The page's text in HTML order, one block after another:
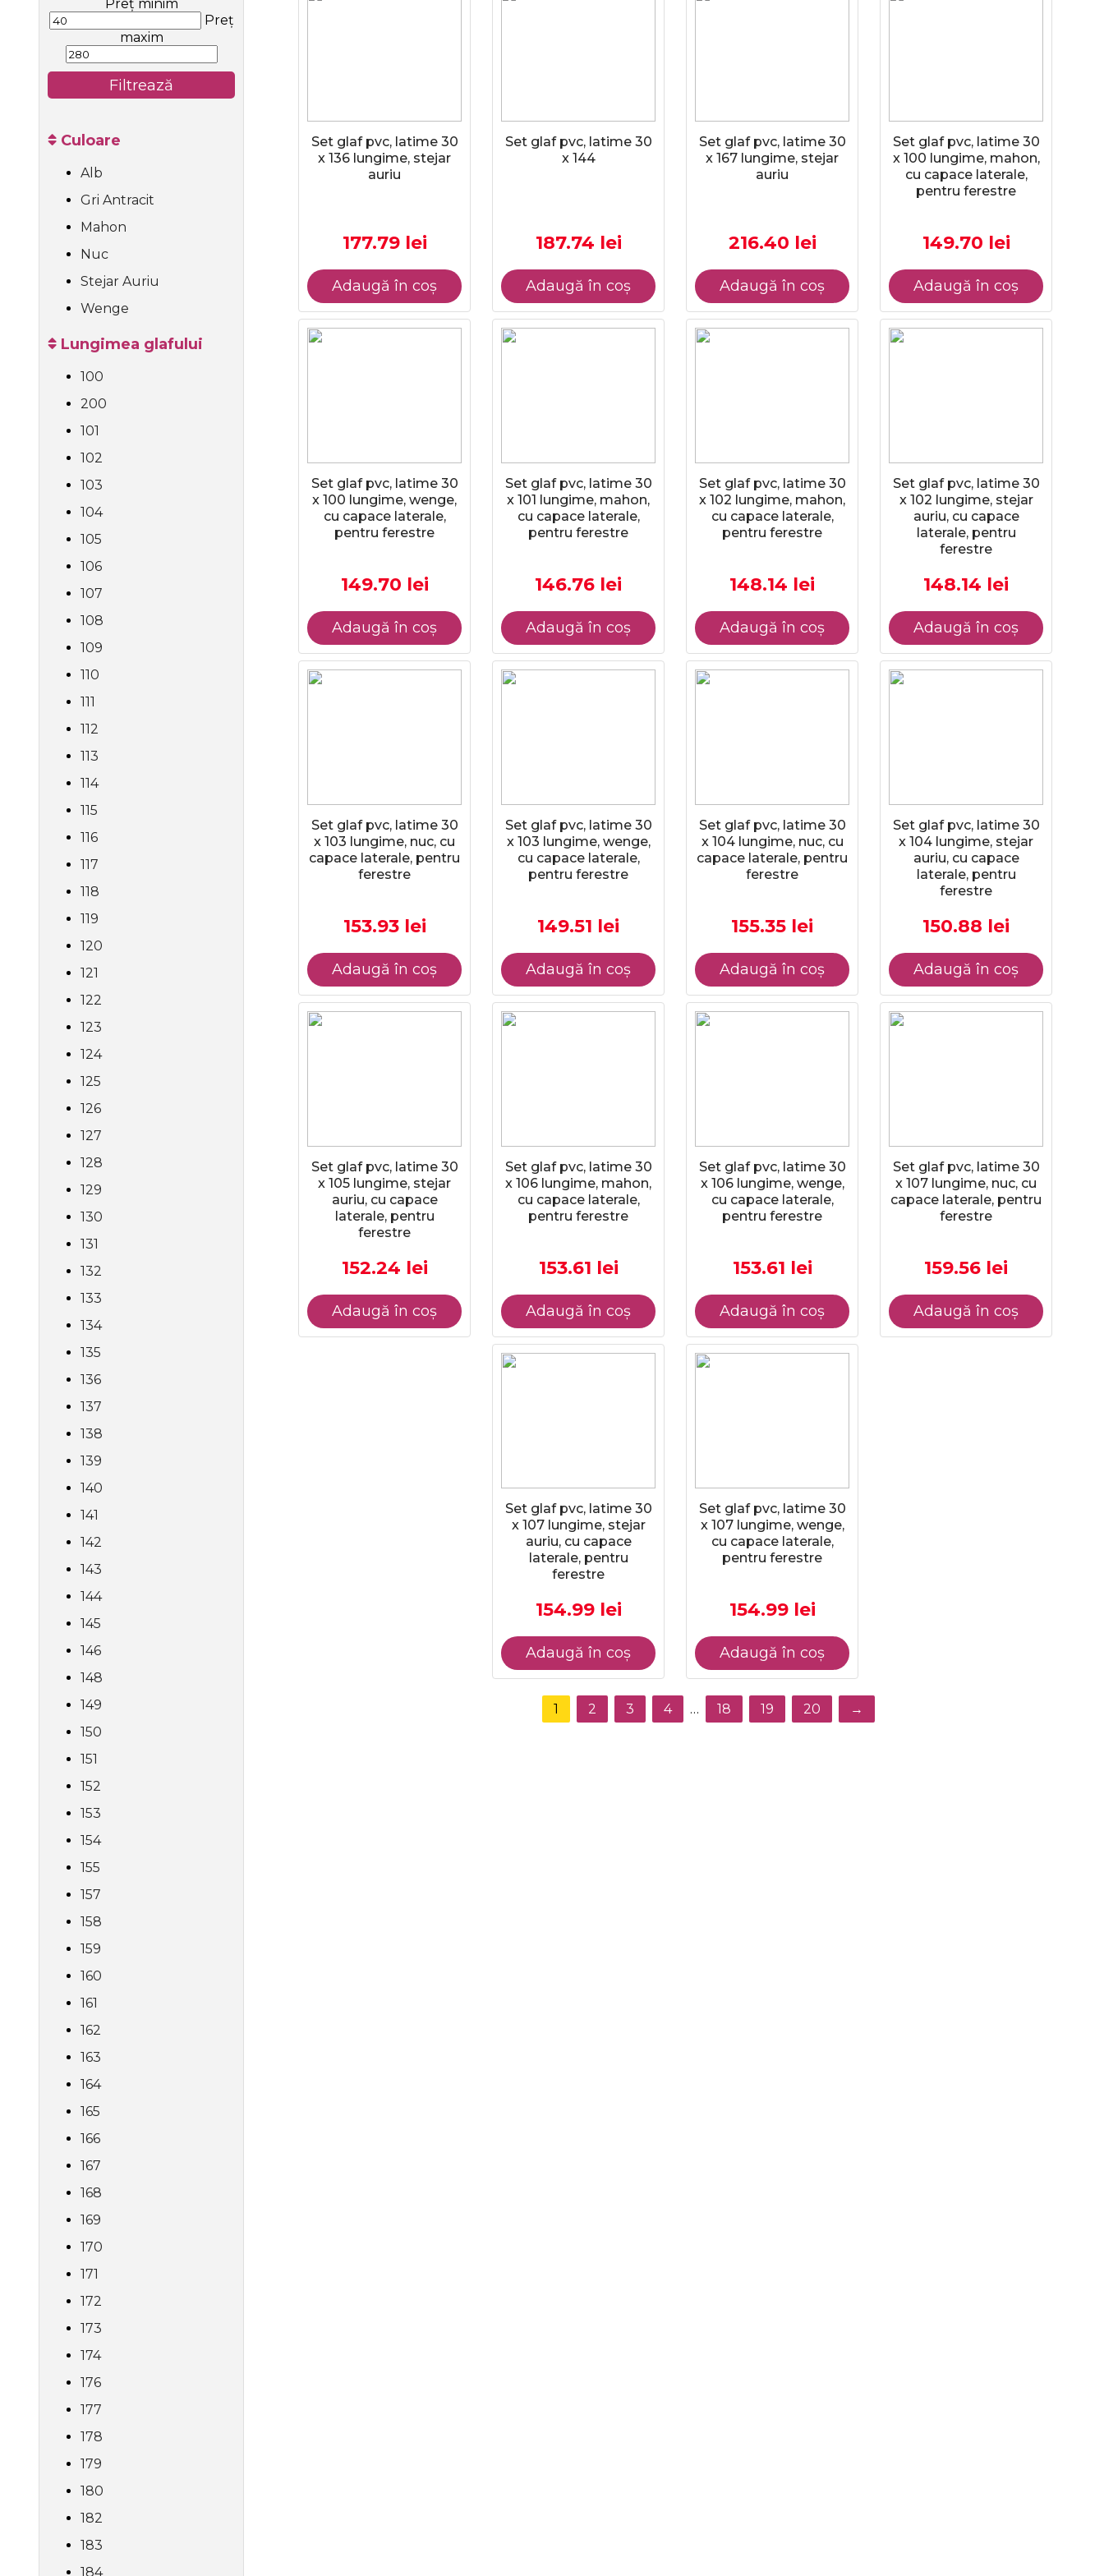
Preț minim
Preț
maxim
Filtrează
Culoare
Alb
Gri Antracit
Mahon
Nuc
Stejar Auriu
Wenge
Lungimea glafului
100
200
101
102
103
104
105
106
107
108
109
110
111
112
113
114
115
116
117
118
119
120
121
122
123
124
125
126
127
128
129
130
131
132
133
134
135
136
137
138
139
140
141
142
143
144
145
146
148
149
150
151
152
153
154
155
157
158
159
160
161
162
163
164
165
166
167
168
169
170
171
172
173
174
176
177
178
179
180
182
183
184
Set glaf pvc, latime 30
x 136 lungime, stejar
auriu
177.79 lei
Adaugă în coș
Set glaf pvc, latime 30
x 144
187.74 lei
Adaugă în coș
Set glaf pvc, latime 30
x 167 lungime, stejar
auriu
216.40 lei
Adaugă în coș
Set glaf pvc, latime 30
x 100 lungime, mahon,
cu capace laterale,
pentru ferestre
149.70 lei
Adaugă în coș
Set glaf pvc, latime 30
x 100 lungime, wenge,
cu capace laterale,
pentru ferestre
149.70 lei
Adaugă în coș
Set glaf pvc, latime 30
x 101 lungime, mahon,
cu capace laterale,
pentru ferestre
146.76 lei
Adaugă în coș
Set glaf pvc, latime 30
x 102 lungime, mahon,
cu capace laterale,
pentru ferestre
148.14 lei
Adaugă în coș
Set glaf pvc, latime 30
x 102 lungime, stejar
auriu, cu capace
laterale, pentru
ferestre
148.14 lei
Adaugă în coș
Set glaf pvc, latime 30
x 103 lungime, nuc, cu
capace laterale, pentru
ferestre
153.93 lei
Adaugă în coș
Set glaf pvc, latime 30
x 103 lungime, wenge,
cu capace laterale,
pentru ferestre
149.51 lei
Adaugă în coș
Set glaf pvc, latime 30
x 104 lungime, nuc, cu
capace laterale, pentru
ferestre
155.35 lei
Adaugă în coș
Set glaf pvc, latime 30
x 104 lungime, stejar
auriu, cu capace
laterale, pentru
ferestre
150.88 lei
Adaugă în coș
Set glaf pvc, latime 30
x 105 lungime, stejar
auriu, cu capace
laterale, pentru
ferestre
152.24 lei
Adaugă în coș
Set glaf pvc, latime 30
x 106 lungime, mahon,
cu capace laterale,
pentru ferestre
153.61 lei
Adaugă în coș
Set glaf pvc, latime 30
x 106 lungime, wenge,
cu capace laterale,
pentru ferestre
153.61 lei
Adaugă în coș
Set glaf pvc, latime 30
x 107 lungime, nuc, cu
capace laterale, pentru
ferestre
159.56 lei
Adaugă în coș
Set glaf pvc, latime 30
x 107 lungime, stejar
auriu, cu capace
laterale, pentru
ferestre
154.99 lei
Adaugă în coș
Set glaf pvc, latime 30
x 107 lungime, wenge,
cu capace laterale,
pentru ferestre
154.99 lei
Adaugă în coș
1 2 3 4 … 18 19 20 →